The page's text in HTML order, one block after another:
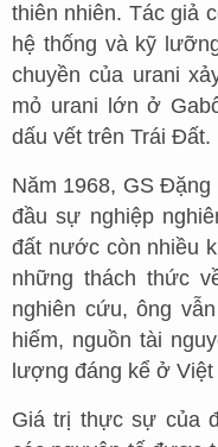
thiên nhiên. Tác giả
hệ thống và kỹ
chuyền của urani
mỏ urani lớn ở
dấu vết trên Trái Đất.
Năm 1968, GS
đầu sự nghiệp
đất nước còn nhiều
những thách thức
nghiên cứu, ông
hiếm, nguồn tài
lượng đáng kể ở Việt
Giá trị thực sự của